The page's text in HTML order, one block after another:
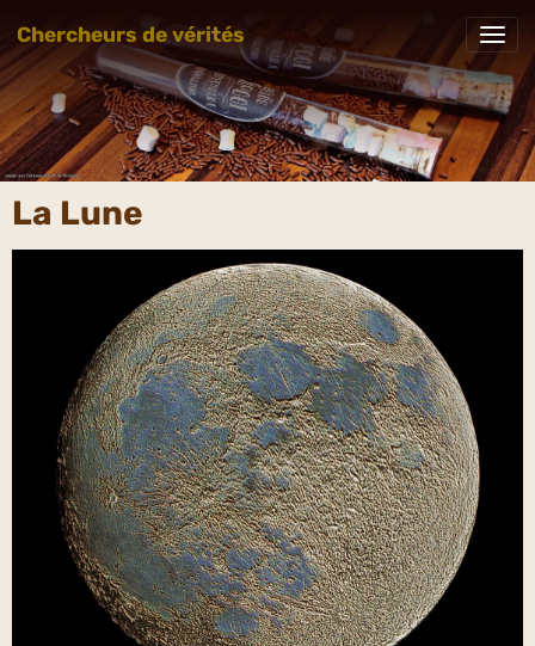
Chercheurs de vérités
La Lune